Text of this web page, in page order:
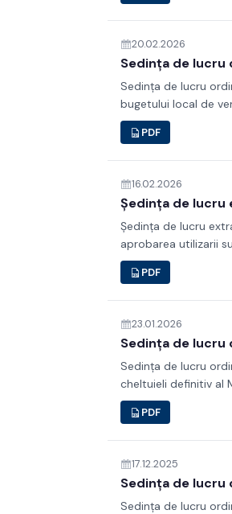
20.02.2026
Sedința de lucru
Sedința de lucru
bugetului local de
PDF
16.02.2026
Ședința de lucru
Ședința de lucru
aprobarea utilizarii
PDF
23.01.2026
Sedința de lucru
Sedința de lucru
cheltuieli definitiv al
PDF
17.12.2025
Sedința de lucru
Sedința de lucru